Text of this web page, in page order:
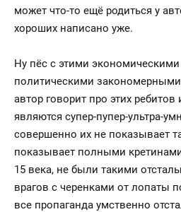
может что-то ещё родиться у
хороших написано уже.
Ну пёс с этими
политическими
автор говорит про этих
являются супер-пупер-ультра-
совершенно их не показывает
показывает полными
15 века, не были такими
врагов с черенками от лопаты
все пропаганда умственно